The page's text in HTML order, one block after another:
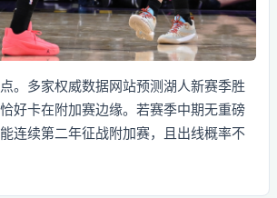
。多家权威数据网站预测湖人新赛季胜
好卡在附加赛边缘。若赛季中期无重磅
连续第二年征战附加赛，且出线概率不